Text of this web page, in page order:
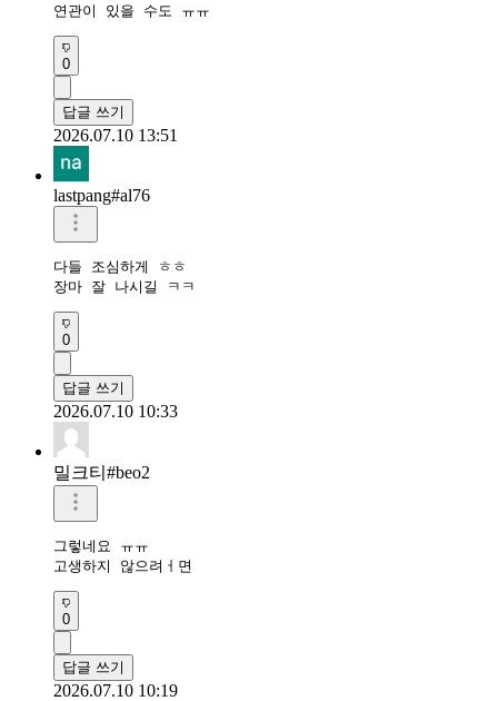
연관이 있을 수도 ㅠㅠ
0
답글 쓰기
2026.07.10 13:51
lastpang#al76
다들 조심하게 ㅎㅎ
장마 잘 나시길 ㅋㅋ
0
답글 쓰기
2026.07.10 10:33
밀크티#beo2
그렇네요 ㅠㅠ
고생하지 않으려ㅓ면
0
답글 쓰기
2026.07.10 10:19